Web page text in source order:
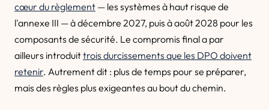
cœur du règlement — les systèmes à haut risque de
l'annexe III — à décembre 2027, puis à août 2028 pour les
composants de sécurité. Le compromis final a par
ailleurs introduittrois durcissements que les DPO doivent
retenir. Autrement dit : plus de temps pour se préparer,
mais des règles plus exigeantes au bout du chemin.